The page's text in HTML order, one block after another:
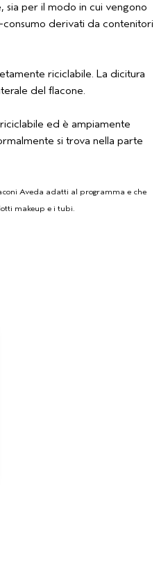
sia per il modo in cui vengono
derivati da contenitori
riciclabile. La dicitura
del flacone.
ed è ampiamente
si trova nella parte
Aveda adatti al programma e che
makeup e i tubi.